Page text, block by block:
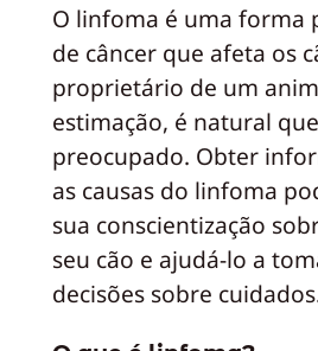
O linfoma é uma forma
de câncer que afeta os
proprietário de um
estimação, é natural
preocupado. Obter
as causas do linfoma
sua conscientização
seu cão e ajudá-lo a
decisões sobre